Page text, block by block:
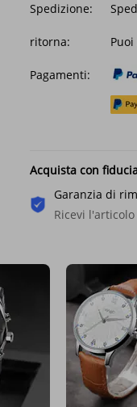
Spedizione:
ritorna:
Pagamenti:
Acquista con
Garanzia di
Ricevi